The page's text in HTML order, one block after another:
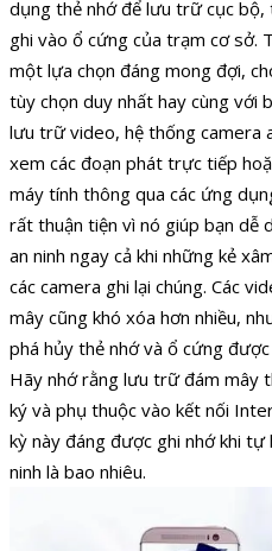
dụng thẻ nhớ để lưu trữ cục bộ,
ghi vào ổ cứng của trạm cơ sở.
một lựa chọn đáng mong đợi,
tùy chọn duy nhất hay cùng với
lưu trữ video, hệ thống camera
xem các đoạn phát trực tiếp
máy tính thông qua các ứng
rất thuận tiện vì nó giúp bạn dễ
an ninh ngay cả khi những kẻ
các camera ghi lại chúng. Các
mây cũng khó xóa hơn nhiều,
phá hủy thẻ nhớ và ổ cứng
Hãy nhớ rằng lưu trữ đám mây
ký và phụ thuộc vào kết nối
kỳ này đáng được ghi nhớ khi tự
ninh là bao nhiêu.